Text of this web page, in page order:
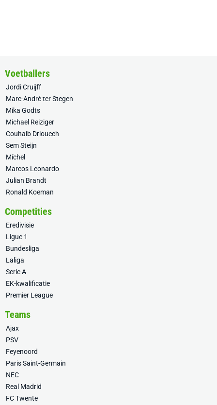
Voetballers
Jordi Cruijff
Marc-André ter Stegen
Mika Godts
Michael Reiziger
Couhaib Driouech
Sem Steijn
Míchel
Marcos Leonardo
Julian Brandt
Ronald Koeman
Competities
Eredivisie
Ligue 1
Bundesliga
Laliga
Serie A
EK-kwalificatie
Premier League
Teams
Ajax
PSV
Feyenoord
Paris Saint-Germain
NEC
Real Madrid
FC Twente